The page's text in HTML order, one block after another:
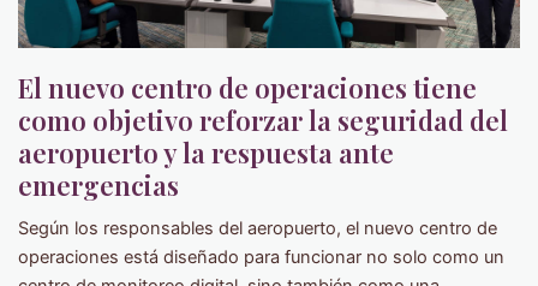
El nuevo centro de operaciones tiene
como objetivo reforzar la seguridad del
aeropuerto y la respuesta ante
emergencias
Según los responsables del aeropuerto, el nuevo centro de
operaciones está diseñado para funcionar no solo como un